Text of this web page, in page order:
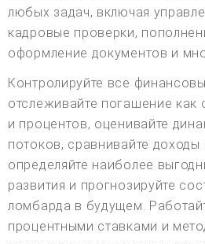
любых задач, включая
кадровые проверки,
оформление документов и
Контролируйте все
отслеживайте погашение как
и процентов, оценивайте
потоков, сравнивайте доходы
определяйте наиболее
развития и прогнозируйте
ломбарда в будущем.
процентными ставками и